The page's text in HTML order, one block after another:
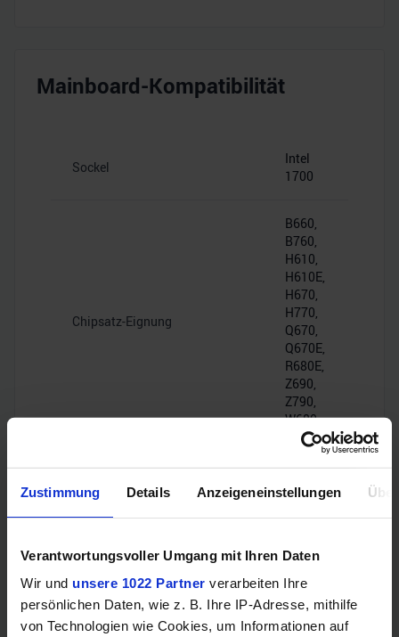
Zustimmung Details Anzeigeneinstellungen
Verantwortungsvoller Umgang mit Ihren Daten
Wir und unsere 1022 Partner verarbeiten Ihre
persönlichen Daten, wie z. B. Ihre IP-Adresse, mithilfe
von Technologien wie Cookies, um Informationen auf
Mainboard-Kompatibilität
Sockel
Intel
1700
Chipsatz-Eignung
B660,
B760,
H610,
H610E,
H670,
H770,
Q670,
Q670E,
R680E,
Z690,
Z790,
W680
Chipsatz-Interface
DMI
4.0,
16GT/s
(PCIe
PCIe-Lanes 20